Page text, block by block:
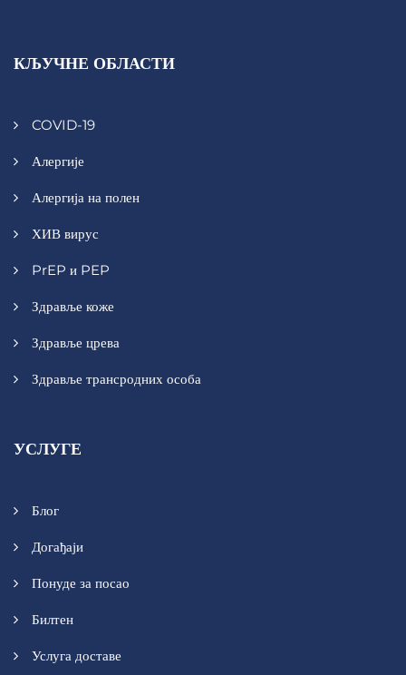
КЉУЧНЕ ОБЛАСТИ
COVID-19
Алергије
Алергија на полен
ХИВ вирус
PrEP и PEP
Здравље коже
Здравље црева
Здравље трансродних особа
УСЛУГЕ
Блог
Догађаји
Понуде за посао
Билтен
Услуга доставе